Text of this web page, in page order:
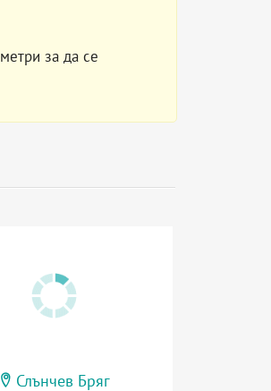
за да се
Слънчев Бряг